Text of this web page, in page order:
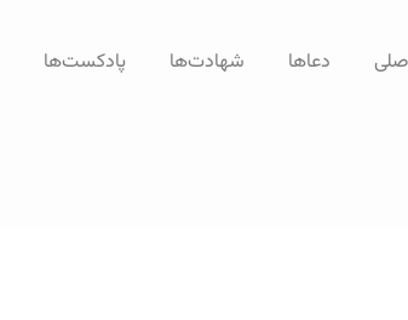
پادکست‌ها شهادت‌ها دعاها